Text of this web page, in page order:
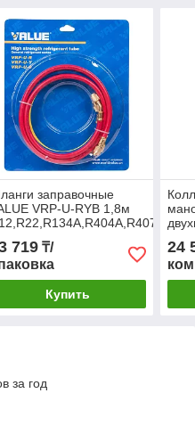
заправочные
VRP-U-RYB 1,8м
3шт)
719₸/
Купить
3
24
за год